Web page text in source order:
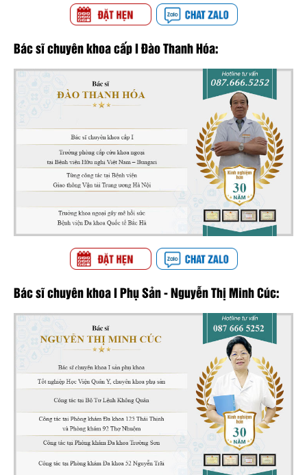
Bác sĩ chuyên khoa cấp I Đào Thanh Hóa:
Bác sĩ chuyên khoa I Phụ Sản - Nguyễn Thị Minh Cúc: